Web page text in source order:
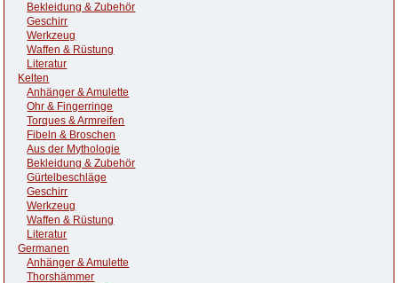
Bekleidung & Zubehör
Geschirr
Werkzeug
Waffen & Rüstung
Literatur
Kelten
Anhänger & Amulette
Ohr & Fingerringe
Torques & Armreifen
Fibeln & Broschen
Aus der Mythologie
Bekleidung & Zubehör
Gürtelbeschläge
Geschirr
Werkzeug
Waffen & Rüstung
Literatur
Germanen
Anhänger & Amulette
Thorshämmer